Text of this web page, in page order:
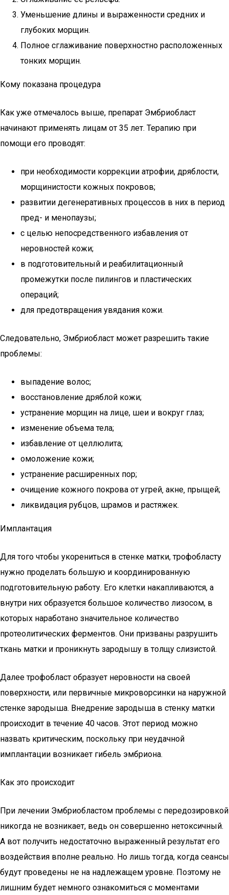
Уменьшение длины и выраженности средних и
глубоких морщин.
Полное сглаживание поверхностно расположенных
тонких морщин.
Кому показана процедура
Как уже отмечалось выше, препарат Эмбриобласт
начинают применять лицам от 35 лет. Терапию при
помощи его проводят:
при необходимости коррекции атрофии, дряблости,
морщинистости кожных покровов;
развитии дегенеративных процессов в них в период
пред- и менопаузы;
с целью непосредственного избавления от
неровностей кожи;
в подготовительный и реабилитационный
промежутки после пилингов и пластических
операций;
для предотвращения увядания кожи.
Следовательно, Эмбриобласт может разрешить такие
проблемы:
выпадение волос;
восстановление дряблой кожи;
устранение морщин на лице, шеи и вокруг глаз;
изменение объема тела;
избавление от целлюлита;
омоложение кожи;
устранение расширенных пор;
очищение кожного покрова от угрей‚ акне‚ прыщей;
ликвидация рубцов, шрамов и растяжек.
Имплантация
Для того чтобы укорениться в стенке матки, трофобласту
нужно проделать большую и координированную
подготовительную работу. Его клетки накапливаются, а
внутри них образуется большое количество лизосом, в
которых наработано значительное количество
протеолитических ферментов. Они призваны разрушить
ткань матки и проникнуть зародышу в толщу слизистой.
Далее трофобласт образует неровности на своей
поверхности, или первичные микроворсинки на наружной
стенке зародыша. Внедрение зародыша в стенку матки
происходит в течение 40 часов. Этот период можно
назвать критическим, поскольку при неудачной
имплантации возникает гибель эмбриона.
Как это происходит
При лечении Эмбриобластом проблемы с передозировкой
никогда не возникает, ведь он совершенно нетоксичный.
А вот получить недостаточно выраженный результат его
воздействия вполне реально. Но лишь тогда, когда сеансы
будут проведены не на надлежащем уровне. Поэтому не
лишним будет немного ознакомиться с моментами